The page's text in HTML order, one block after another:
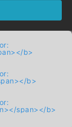
b>
b>
span></b>